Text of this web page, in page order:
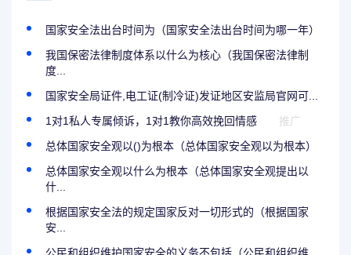
国家安全法出台时间为（国家安全法出台时间为哪一年）
我国保密法律制度体系以什么为核心（我国保密法律制
度...
国家安全局证件,电工证(制冷证)发证地区安监局官网可...
1对1私人专属倾诉，1对1教你高效挽回情感
推广
总体国家安全观以()为根本（总体国家安全观以为根本）
总体国家安全观以什么为根本（总体国家安全观提出以
什...
根据国家安全法的规定国家反对一切形式的（根据国家
安...